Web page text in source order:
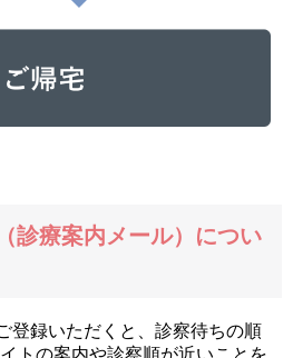
診療案内メール）につい
登録いただくと、診察待ちの順
トの案内や診察順が近いことを